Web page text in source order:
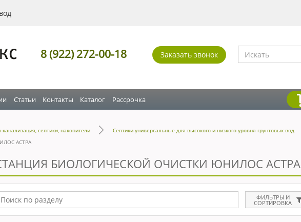
8 (922) 272-00-18 Заказать звонок
Статьи Контакты Каталог Рассрочка
септики, накопители
Септики универсальные для высокого и низкого уровня грунтовых вод
АСТРА
БИОЛОГИЧЕСКОЙ ОЧИСТКИ ЮНИЛОС АСТРА
ФИЛЬТРЫ И
СОРТИРОВКА